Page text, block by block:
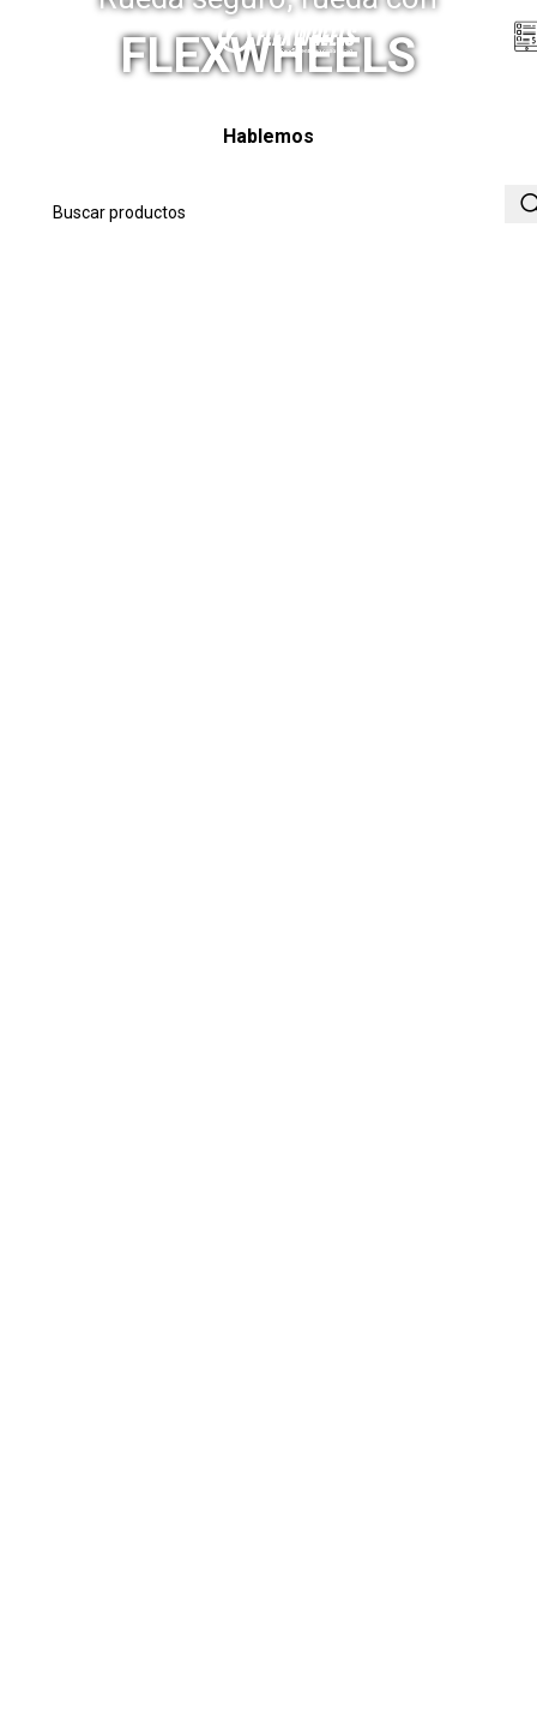
FLEXWHEELS
Hablemos